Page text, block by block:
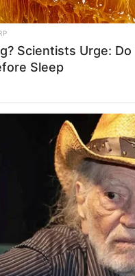
Blogger
1- Com
imitam em tudo
Scientists Urge: Do
Sleep